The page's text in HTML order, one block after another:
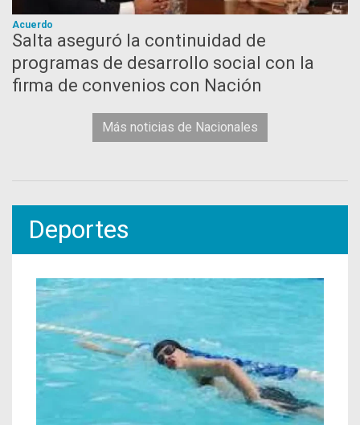
Acuerdo
Salta aseguró la continuidad de
programas de desarrollo social con la
firma de convenios con Nación
Más noticias de Nacionales
Deportes